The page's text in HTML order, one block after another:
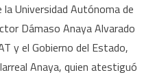
avanza
con
respaldo
estatal
la Universidad Autónoma de
Dámaso Anaya Alvarado
y el Gobierno del Estado,
Anaya, quien atestiguó